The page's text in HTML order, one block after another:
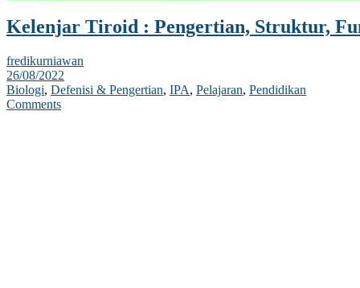
Kelenjar Tiroid : Pengertian, Struktur,
fredikurniawan
26/08/2022
Biologi, Defenisi & Pengertian, IPA, Pelajaran, Pendidikan
Comments